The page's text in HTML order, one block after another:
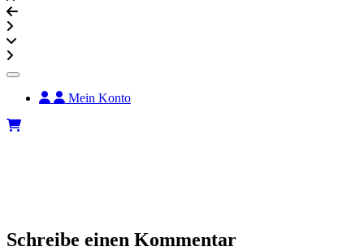
Mein Konto
Schreibe einen Kommentar